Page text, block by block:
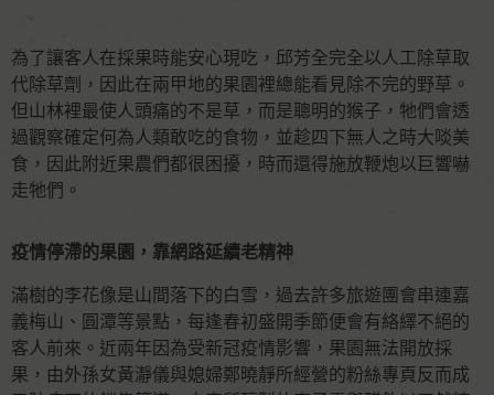
為了讓客人在採果時能安心現吃，邱芳全完全以人工除草取
代除草劑，因此在兩甲地的果園裡總能看見除不完的野草。
但山林裡最使人頭痛的不是草，而是聰明的猴子，牠們會透
過觀察確定何為人類敢吃的食物，並趁四下無人之時大啖美
食，因此附近果農們都很困擾，時而還得施放鞭炮以巨響嚇
走牠們。
疫情停滯的果園，靠網路延續老精神
滿樹的李花像是山間落下的白雪，過去許多旅遊團會串連嘉
義梅山、圓潭等景點，每逢春初盛開季節便會有絡繹不絕的
客人前來。近兩年因為受新冠疫情影響，果園無法開放採
果，由外孫女黃瀞儀與媳婦鄭曉靜所經營的粉絲專頁反而成